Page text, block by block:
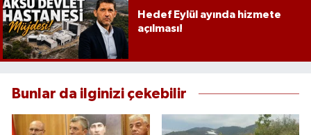
Hedef Eylül ayında hizmete
açılması!
Bunlar da ilginizi çekebilir